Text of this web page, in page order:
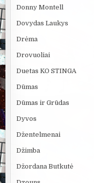
Donny Montell
Dovydas Laukys
Drėma
Drovuoliai
Duetas KO STINGA
Dūmas
Dūmas ir Grūdas
Dyvos
Džentelmenai
Džimba
Džordana Butkutė